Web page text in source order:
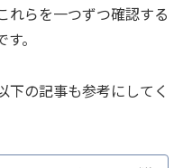
れらを一つずつ確認する
。
下の記事も参考にしてく